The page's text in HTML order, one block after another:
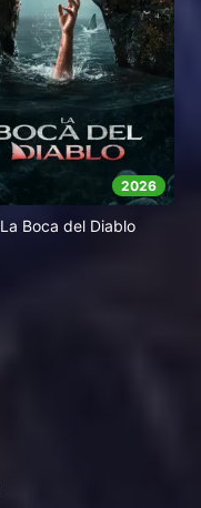
2026
La Boca del Diablo